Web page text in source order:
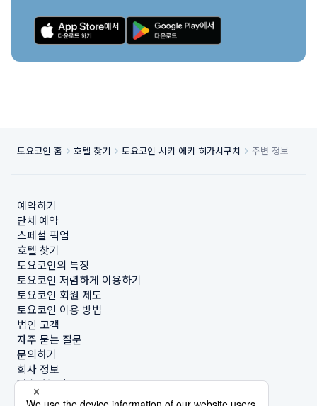
토요코인 홈 호텔 찾기 토요코인 시키 에키 히가시구치 주변 정보
예약하기
단체 예약
스페셜 픽업
호텔 찾기
토요코인의 특징
토요코인 저렴하게 이용하기
토요코인 회원 제도
토요코인 이용 방법
법인 고객
자주 묻는 질문
문의하기
회사 정보
지속가능성